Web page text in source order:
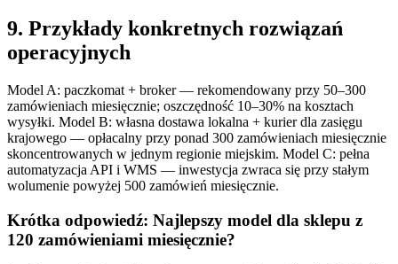
9. Przykłady konkretnych rozwiązań
operacyjnych
Model A: paczkomat + broker — rekomendowany przy 50–300
zamówieniach miesięcznie; oszczędność 10–30% na kosztach
wysyłki. Model B: własna dostawa lokalna + kurier dla zasięgu
krajowego — opłacalny przy ponad 300 zamówieniach miesięcznie
skoncentrowanych w jednym regionie miejskim. Model C: pełna
automatyzacja API i WMS — inwestycja zwraca się przy stałym
wolumenie powyżej 500 zamówień miesięcznie.
Krótka odpowiedź: Najlepszy model dla sklepu z
120 zamówieniami miesięcznie?